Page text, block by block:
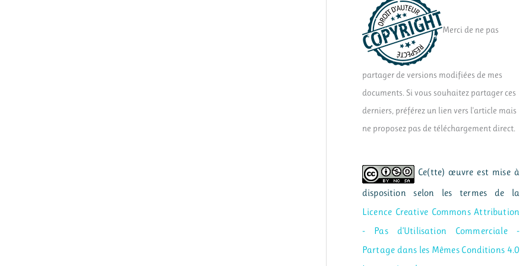
Merci de ne pas
partager de versions modifiées de mes
documents. Si vous souhaitez partager ces
derniers, préférez un lien vers l'article mais
ne proposez pas de téléchargement direct.
Ce(tte) œuvre est mise à
disposition selon les termes de la
Licence Creative Commons Attribution
- Pas d’Utilisation Commerciale -
Partage dans les Mêmes Conditions 4.0